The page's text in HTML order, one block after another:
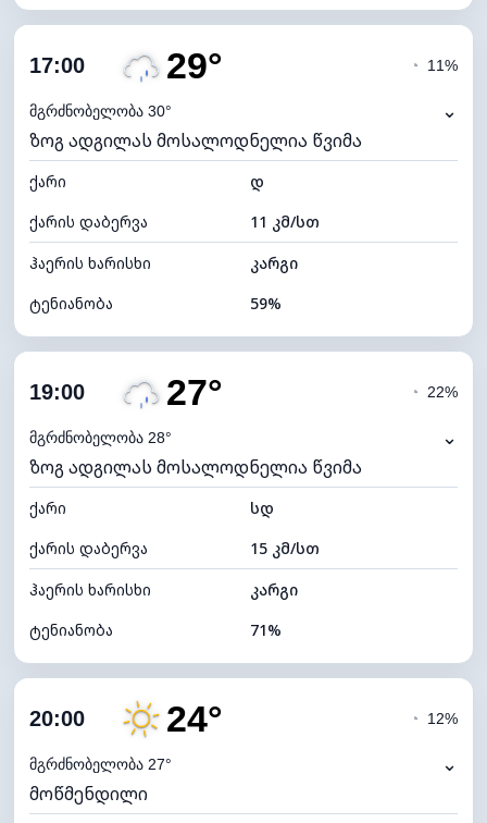
ღრუბლიანობა
ნამის წერტილი
ხილვადობა
10 კმ
განათების ინდექსი 7 (ნათელი)
ღრუბლის სიმაღლე 7920 მ
17:00 29°
მგრძნობელობა 30°
◔ 11%
⌄
ზოგ ადგილას მოსალოდნელია წვიმა
ქარი
დ
ქარის დაბერვა
11 კმ/სთ
ჰაერის ხარისხი
კარგი
ტენიანობა
59%
ღრუბლიანობა
ნამის წერტილი
ხილვადობა
10 კმ
განათების ინდექსი 4 (მკრთალი)
ღრუბლის სიმაღლე 5840 მ
19:00 27°
მგრძნობელობა 28°
◔ 22%
⌄
ზოგ ადგილას მოსალოდნელია წვიმა
ქარი
სდ
ქარის დაბერვა
15 კმ/სთ
ჰაერის ხარისხი
კარგი
ტენიანობა
71%
ღრუბლიანობა
ნამის წერტილი
ხილვადობა
20:00 24°
მგრძნობელობა 27°
◔ 12%
⌄
მოწმენდილი